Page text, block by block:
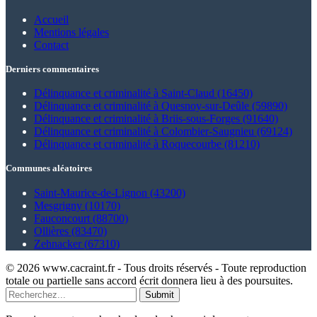
Accueil
Mentions légales
Contact
Derniers commentaires
Délinquance et criminalité à Saint-Claud (16450)
Délinquance et criminalité à Quesnoy-sur-Deûle (59890)
Délinquance et criminalité à Briis-sous-Forges (91640)
Délinquance et criminalité à Colombier-Saugnieu (69124)
Délinquance et criminalité à Roquecourbe (81210)
Communes aléatoires
Saint-Maurice-de-Lignon (43200)
Mesgrigny (10170)
Fauconcourt (88700)
Ollières (83470)
Zehnacker (67310)
© 2026 www.cacraint.fr - Tous droits réservés - Toute reproduction
totale ou partielle sans accord écrit donnera lieu à des poursuites.
Submit